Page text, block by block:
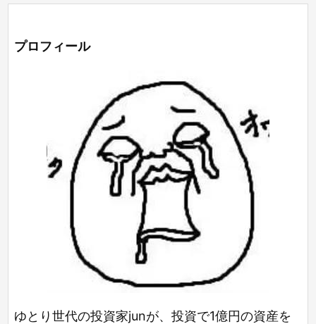
プロフィール
ゆとり世代の投資家junが、投資で1億円の資産を